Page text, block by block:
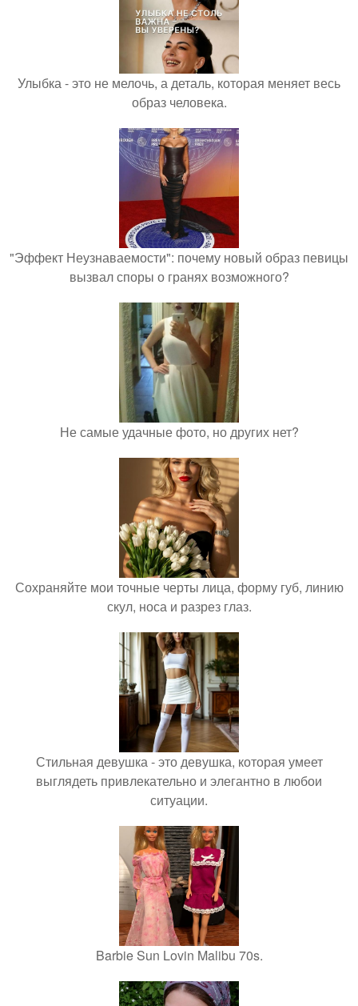
Улыбка - это не мелочь, а деталь, которая меняет весь
образ человека.
"Эффект Неузнаваемости": почему новый образ певицы
вызвал споры о гранях возможного?
Не самые удачные фото, но других нет?
Сохраняйте мои точные черты лица, форму губ, линию
скул, носа и разрез глаз.
Стильная девушка - это девушка, которая умеет
выглядеть привлекательно и элегантно в любои
ситуации.
Barbie Sun Lovin Malibu 70s.